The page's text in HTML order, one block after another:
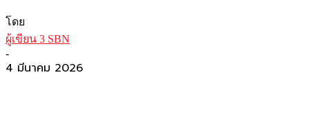
โดย
ผู้เขียน 3 SBN
-
4 มีนาคม 2026